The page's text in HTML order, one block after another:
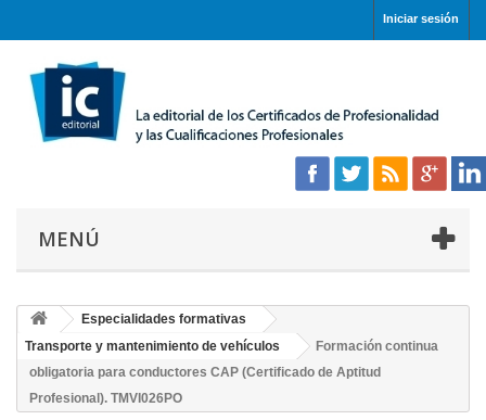
Iniciar sesión
MENÚ
Especialidades formativas
Transporte y mantenimiento de vehículos
Formación continua
obligatoria para conductores CAP (Certificado de Aptitud
Profesional). TMVI026PO